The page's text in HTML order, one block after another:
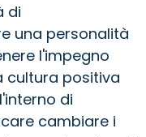
di
una personalità
l'impegno
cultura positiva
di
cambiare i